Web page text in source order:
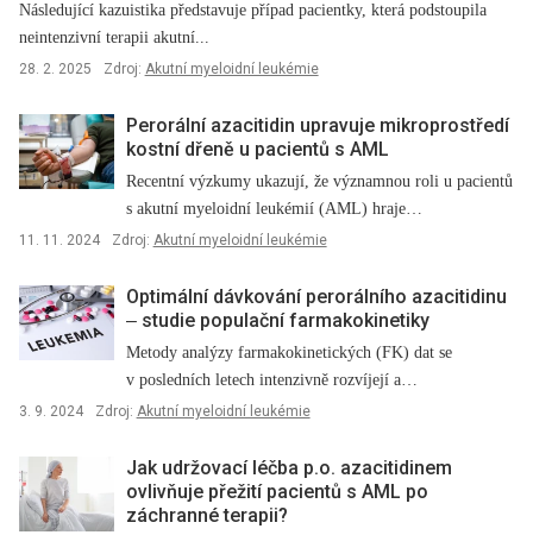
Následující kazuistika představuje případ pacientky, která podstoupila
neintenzivní terapii akutní...
28. 2. 2025 Zdroj: Akutní myeloidní leukémie
Perorální azacitidin upravuje mikroprostředí
kostní dřeně u pacientů s AML
Recentní výzkumy ukazují, že významnou roli u pacientů
s akutní myeloidní leukémií (AML) hraje…
11. 11. 2024 Zdroj: Akutní myeloidní leukémie
Optimální dávkování perorálního azacitidinu
‒⁠ studie populační farmakokinetiky
Metody analýzy farmakokinetických (FK) dat se
v posledních letech intenzivně rozvíjejí a…
3. 9. 2024 Zdroj: Akutní myeloidní leukémie
Jak udržovací léčba p.o. azacitidinem
ovlivňuje přežití pacientů s AML po
záchranné terapii?